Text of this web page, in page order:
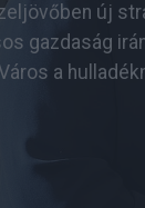
új
gazdaság
a